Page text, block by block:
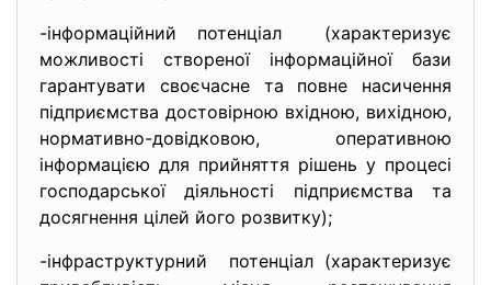
-інформаційний потенціал (характеризує
можливості створеної інформаційної бази
гарантувати своєчасне та повне насичення
підприємства достовірною вхідною, вихідною,
нормативно-довідковою, оперативною
інформацією для прийняття рішень у процесі
господарської діяльності підприємства та
досягнення цілей його розвитку);
-інфраструктурний потенціал (характеризує